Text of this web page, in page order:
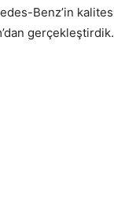
Benz’in
gerçekleştirdik.